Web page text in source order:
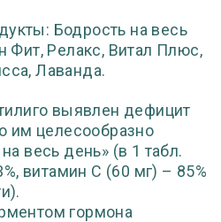
Бодрость на весь
Фит, Релакс, Витал Плюс,
Лаванда.
выявлен дефицит
им целесообразно
весь день» (в 1 табл.
витамин С (60 мг) – 85%
гормона